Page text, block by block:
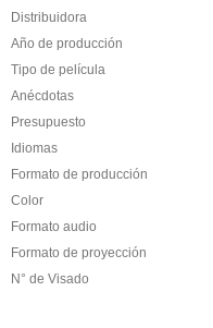
Distribuidora
Año de producción
Tipo de película
Anécdotas
Presupuesto
Idiomas
Formato de producción
Color
Formato audio
Formato de proyección
N° de Visado